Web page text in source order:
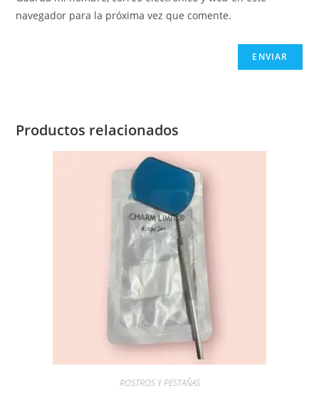
navegador para la próxima vez que comente.
Productos relacionados
ROSTROS Y PESTAÑAS